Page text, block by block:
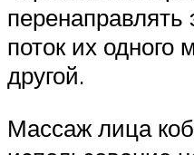
перенаправлять
поток их одного
другой.
Массаж лица